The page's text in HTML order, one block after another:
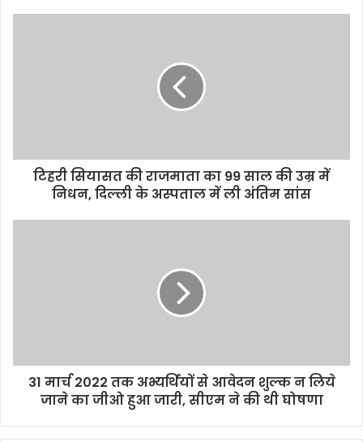
टिहरी सियासत की राजमाता का 99 साल की उम्र में
निधन, दिल्ली के अस्पताल में ली अंतिम सांस
31 मार्च 2022 तक अभ्यर्थियों से आवेदन शुल्क न लिये
जाने का जीओ हुआ जारी, सीएम ने की थी घोषणा